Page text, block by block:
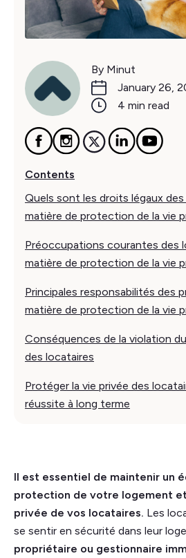
By Minut
January 26,
4 min read
Contents
Quels sont les droits légaux
matière de protection de la vie
Préoccupations courantes des
matière de protection de la vie
Principales responsabilités des
matière de protection de la vie
Conséquences de la violation
des locataires
Protéger la vie privée des
réussite à long terme
Il est essentiel de maintenir un
protection de votre logement
privée de vos locataires. Les
se sentir en sécurité dans leur
propriétaire ou gestionnaire